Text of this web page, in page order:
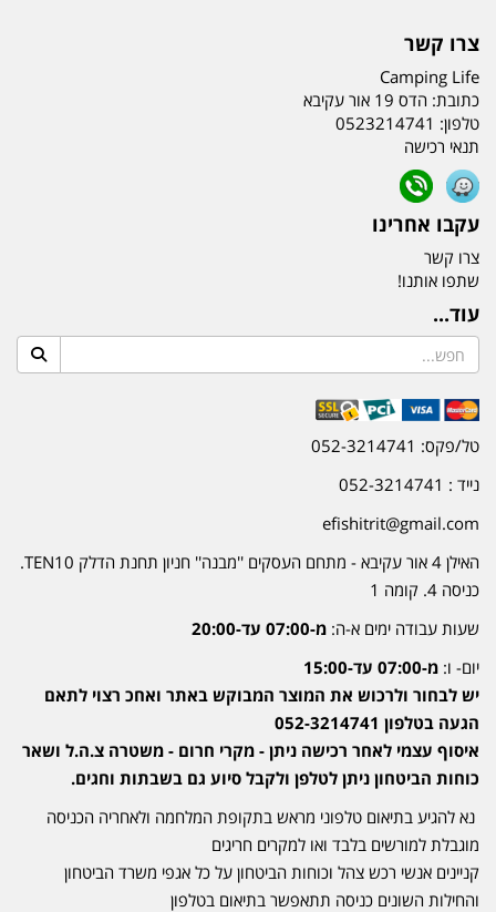
צרו קשר
Camping Life
כתובת: הדס 19 אור עקיבא
טלפון: 0523214741
תנאי רכישה
עקבו אחרינו
צרו קשר
שתפו אותנו!
עוד...
טל/פקס: 052-3214741
נייד : 052-3214741
efishitrit@gmail.com
האילן 4 אור עקיבא - מתחם העסקים ''מבנה'' חניון תחנת הדלק TEN10.
כניסה 4. קומה 1
שעות עבודה ימים א-ה: מ-07:00 עד-20:00
יום- ו: מ-07:00 עד-15:00
יש לבחור ולרכוש את המוצר המבוקש באתר ואחכ רצוי לתאם
הגעה בטלפון 052-3214741
איסוף עצמי לאחר רכישה ניתן - מקרי חרום - משטרה צ.ה.ל ושאר
כוחות הביטחון ניתן לטלפן ולקבל סיוע גם בשבתות וחגים.
נא להגיע בתיאום טלפוני מראש בתקופת המלחמה ולאחריה הכניסה
מוגבלת למורשים בלבד ואו למקרים חריגים
קניינים אנשי רכש צהל וכוחות הביטחון על כל אגפי משרד הביטחון
והחילות השונים כניסה תתאפשר בתיאום בטלפון